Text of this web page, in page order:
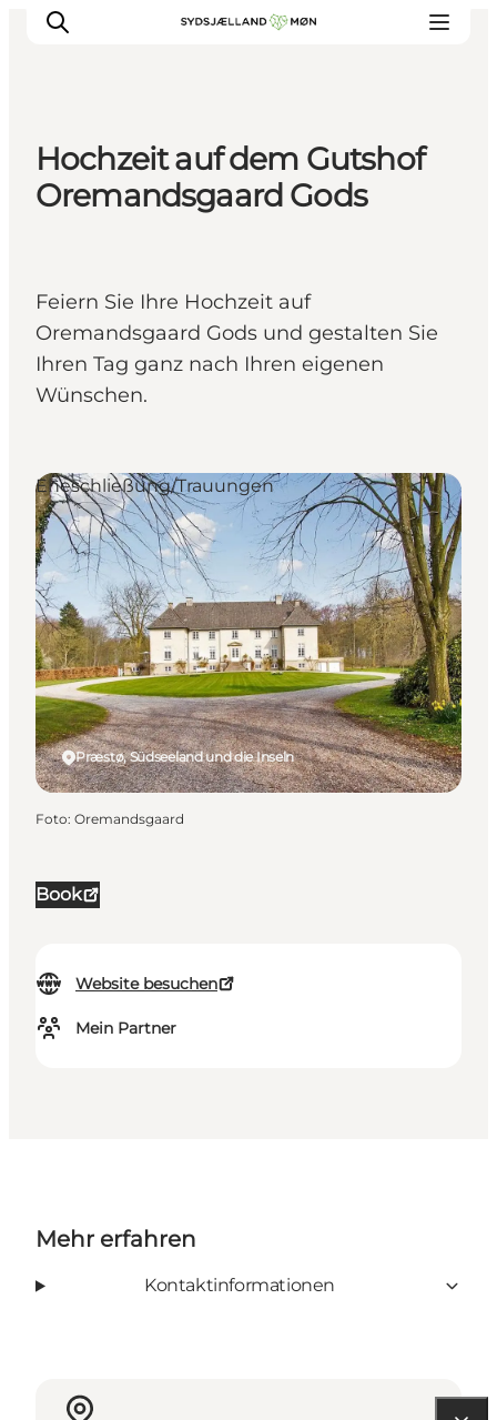
Erleben
Städte und Orte
Unterkunft
Reise planen
Hochzeit auf dem Gutshof
Oremandsgaard Gods
Feiern Sie Ihre Hochzeit auf
Oremandsgaard Gods und gestalten Sie
Ihren Tag ganz nach Ihren eigenen
Wünschen.
Book
Website besuchen
Mein Partner
Præstø, Südseeland und die Inseln
Eheschließung/Trauungen
Foto: Oremandsgaard
Mehr erfahren
Kontaktinformationen